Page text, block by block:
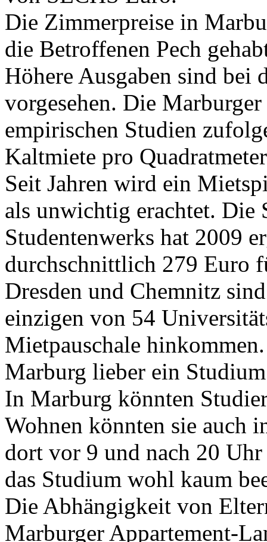
Die Zimmerpreise in
die Betroffenen Pech
Höhere Ausgaben sind bei
vorgesehen. Die
empirischen Studien
Kaltmiete pro
Seit Jahren wird ein
als unwichtig erachtet. Die
Studentenwerks hat 2009
durchschnittlich 279 Euro
Dresden und Chemnitz
einzigen von 54
Mietpauschale
Marburg lieber ein
In Marburg könnten
Wohnen könnten sie auch
dort vor 9 und nach 20
das Studium wohl kaum
Die Abhängigkeit von
Marburger Appartement-